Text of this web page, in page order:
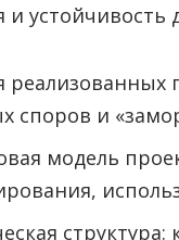
и устойчивость
реализованных
споров и
модель